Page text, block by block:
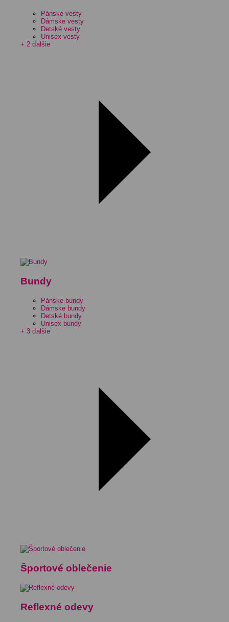
Pánske vesty
Dámske vesty
Detské vesty
Unisex vesty
+ 2 ďalšie
Bundy
Pánske bundy
Dámske bundy
Detské bundy
Unisex bundy
+ 3 ďalšie
Športové oblečenie
Reflexné odevy